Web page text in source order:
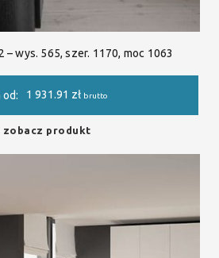
– wys. 565, szer. 1170, moc 1063
od: 1 931.91 zł brutto
zobacz produkt